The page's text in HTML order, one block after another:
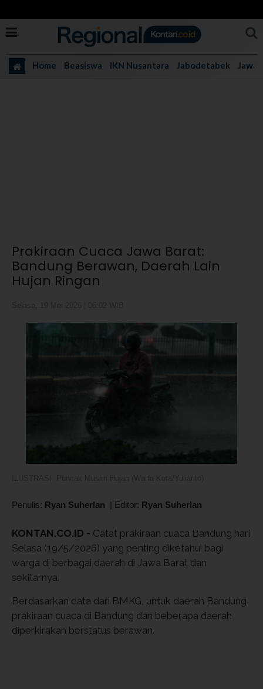
Home Beasiswa IKN Nusantara Jabodetabek Jawa
Prakiraan Cuaca Jawa Barat:
Bandung Berawan, Daerah Lain
Hujan Ringan
Penulis: Ryan Suherlan | Editor: Ryan Suherlan
KONTAN.CO.ID - Catat prakiraan cuaca Bandung hari
Selasa (19/5/2026) yang penting diketahui bagi
warga di berbagai daerah di Jawa Barat dan
sekitarnya.
Berdasarkan data dari BMKG, untuk daerah Bandung,
prakiraan cuaca di Bandung dan beberapa daerah
diperkirakan berstatus berawan.